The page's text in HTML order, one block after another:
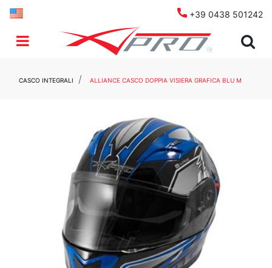
+39 0438 501242
Open menu
CASCO INTEGRALI ALLIANCE CASCO DOPPIA VISIERA GRAFICA BLU M